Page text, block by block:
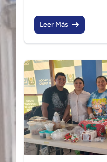
dirigidos a
egresados y
Leer Más